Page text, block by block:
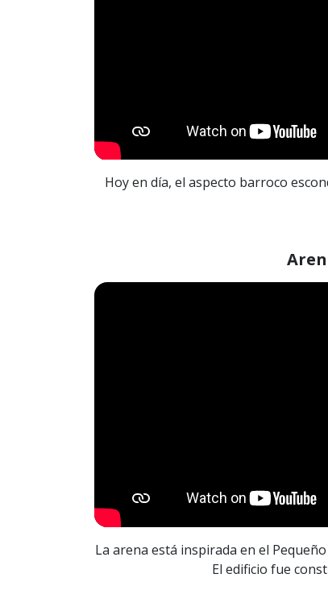
Hoy en día, el aspecto barroco
La arena está inspirada en el
El edificio fue